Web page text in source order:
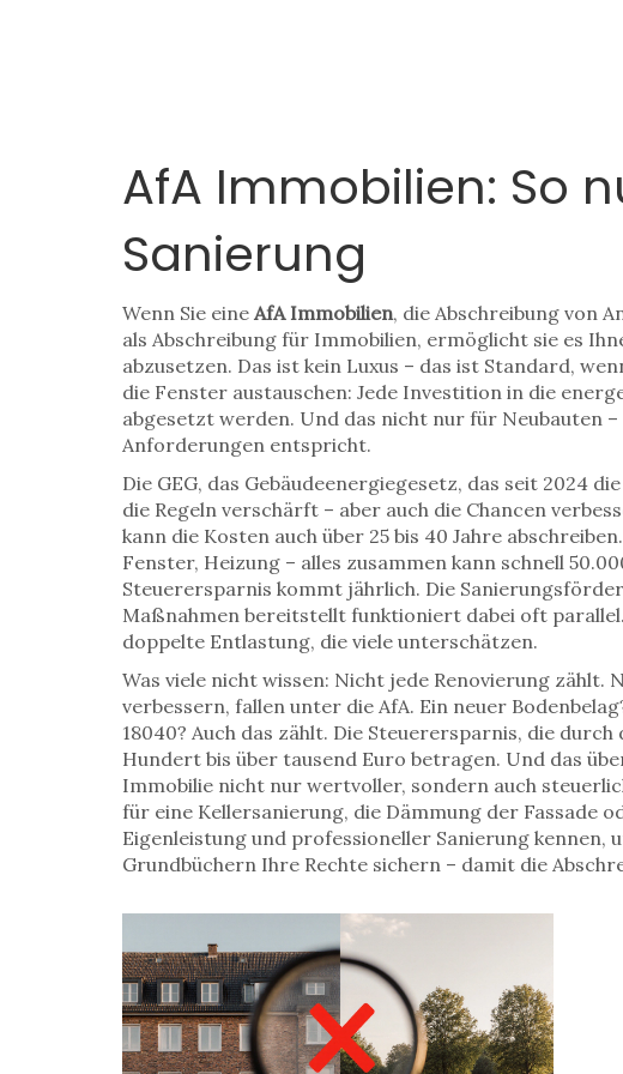
AfA Immobilien: So
Sanierung
Wenn Sie eine AfA Immobilien, die Abschreibung von
als Abschreibung für Immobilien, ermöglicht sie es
abzusetzen. Das ist kein Luxus – das ist Standard,
die Fenster austauschen: Jede Investition in die
abgesetzt werden. Und das nicht nur für Neubauten
Anforderungen entspricht.
Die GEG, das Gebäudeenergiegesetz, das seit 2024
die Regeln verschärft – aber auch die Chancen
kann die Kosten auch über 25 bis 40 Jahre
Fenster, Heizung – alles zusammen kann schnell
Steuerersparnis kommt jährlich. Die
Maßnahmen bereitstellt funktioniert dabei oft
doppelte Entlastung, die viele unterschätzen.
Was viele nicht wissen: Nicht jede Renovierung
verbessern, fallen unter die AfA. Ein neuer
18040? Auch das zählt. Die Steuerersparnis, die durch
Hundert bis über tausend Euro betragen. Und das
Immobilie nicht nur wertvoller, sondern auch
für eine Kellersanierung, die Dämmung der Fassade
Eigenleistung und professioneller Sanierung
Grundbüchern Ihre Rechte sichern – damit die